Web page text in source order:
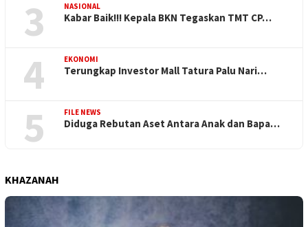
3 NASIONAL
Kabar Baik!!! Kepala BKN Tegaskan TMT CP…
4 EKONOMI
Terungkap Investor Mall Tatura Palu Nari…
5 FILE NEWS
Diduga Rebutan Aset Antara Anak dan Bapa…
KHAZANAH